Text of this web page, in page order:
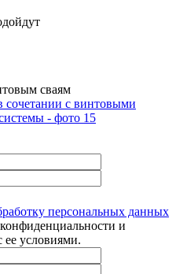
сваям
персональных данных
и
ее условиями.